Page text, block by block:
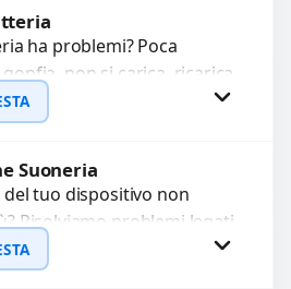
Preventivo
WhatsApp
ha problemi? Poca
non si carica, ricarica
ricarica esauriti?
la...
Preventivo
WhatsApp
Suoneria
del tuo dispositivo non
Risolviamo problemi legati
difettosi con interventi